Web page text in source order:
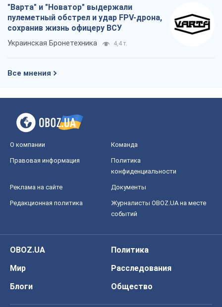
"Варта" и "Новатор" выдержали
пулеметный обстрел и удар FPV-дрона,
сохранив жизнь офицеру ВСУ
Украинская Бронетехника 4,4 т.
Все мнения
О компании Команда
Правовая информация
Политика
конфиденциальности
Реклама на сайте Документы
Редакционная политика
Журналисты OBOZ.UA на месте
событий
OBOZ.UA
Политика
Мир
Расследования
Блоги
Общество